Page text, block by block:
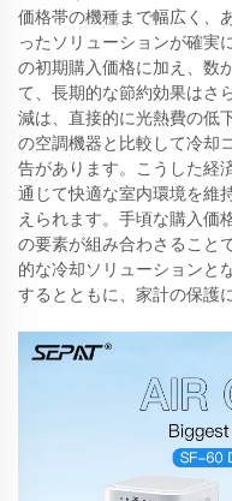
価格帯の機種まで幅広く、
ったソリューションが確実
の初期購入価格に加え、数
て、長期的な節約効果はさ
減は、直接的に光熱費の低
の空調機器と比較して冷却
告があります。こうした経
通じて快適な室内環境を維
えられます。手頃な購入価
の要素が組み合わさること
的な冷却ソリューションと
するとともに、家計の保護